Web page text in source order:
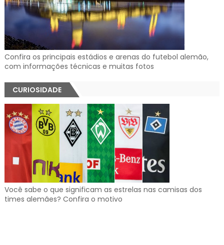
Confira os principais estádios e arenas do futebol alemão,
com informações técnicas e muitas fotos
CURIOSIDADE
Você sabe o que significam as estrelas nas camisas dos
times alemães? Confira o motivo